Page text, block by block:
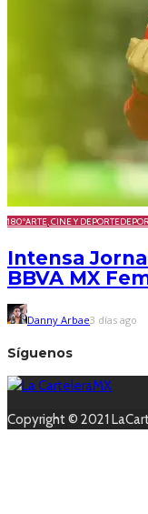
180ºARTE, CINE Y DEPORTE
Intensa
BBVA MX
Danny Arbae3 días ago
Síguenos
Copyright © 2021